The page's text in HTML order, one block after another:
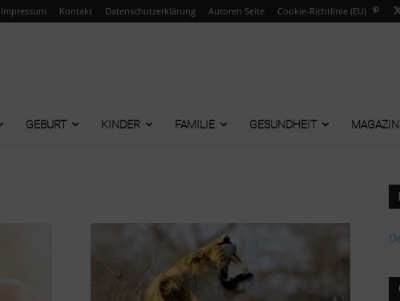
Impressum Kontakt Datenschutzerklärung Autoren Seite Cookie-Richtlinie (EU)
GEBURT KINDER FAMILIE GESUNDHEIT MAGAZIN